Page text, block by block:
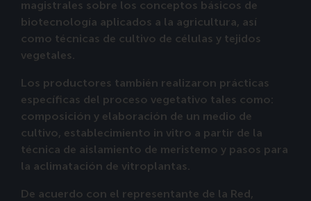
magistrales sobre los conceptos básicos de
biotecnología aplicados a la agricultura, así
como técnicas de cultivo de células y tejidos
vegetales.
Los productores también realizaron prácticas
específicas del proceso vegetativo tales como:
composición y elaboración de un medio de
cultivo, establecimiento in vitro a partir de la
técnica de aislamiento de meristemo y pasos para
la aclimatación de vitroplantas.
De acuerdo con el representante de la Red,